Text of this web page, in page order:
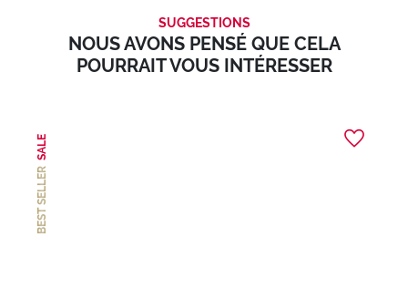
SUGGESTIONS
NOUS AVONS PENSÉ QUE CELA
POURRAIT VOUS INTÉRESSER
BEST SELLER
SALE